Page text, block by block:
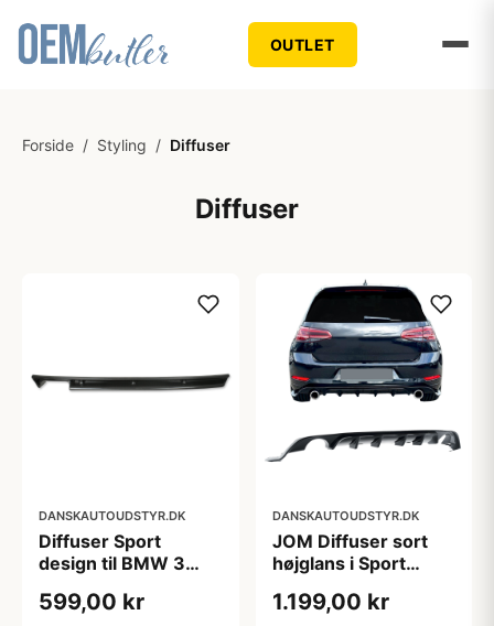
OUTLET
Forside / Styling / Diffuser
Diffuser
DANSKAUTOUDSTYR.DK
Diffuser Sport
design til BMW 3
599,00 kr
DANSKAUTOUDSTYR.DK
JOM Diffuser sort
højglans i Sport
Facelift, 20172019,
1.199,00 kr